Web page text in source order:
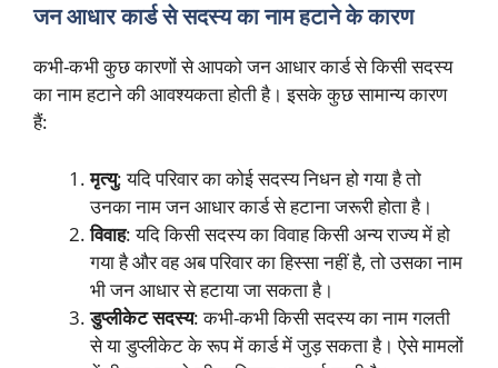
जन आधार कार्ड से सदस्य का नाम हटाने के कारण
कभी-कभी कुछ कारणों से आपको जन आधार कार्ड से किसी सदस्य
का नाम हटाने की आवश्यकता होती है। इसके कुछ सामान्य कारण
हैं:
मृत्यु: यदि परिवार का कोई सदस्य निधन हो गया है तो
उनका नाम जन आधार कार्ड से हटाना जरूरी होता है।
विवाह: यदि किसी सदस्य का विवाह किसी अन्य राज्य में हो
गया है और वह अब परिवार का हिस्सा नहीं है, तो उसका नाम
भी जन आधार से हटाया जा सकता है।
डुप्लीकेट सदस्य: कभी-कभी किसी सदस्य का नाम गलती
से या डुप्लीकेट के रूप में कार्ड में जुड़ सकता है। ऐसे मामलों